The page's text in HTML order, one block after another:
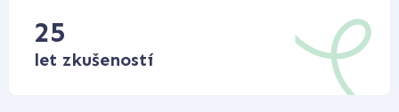
25
let zkušeností